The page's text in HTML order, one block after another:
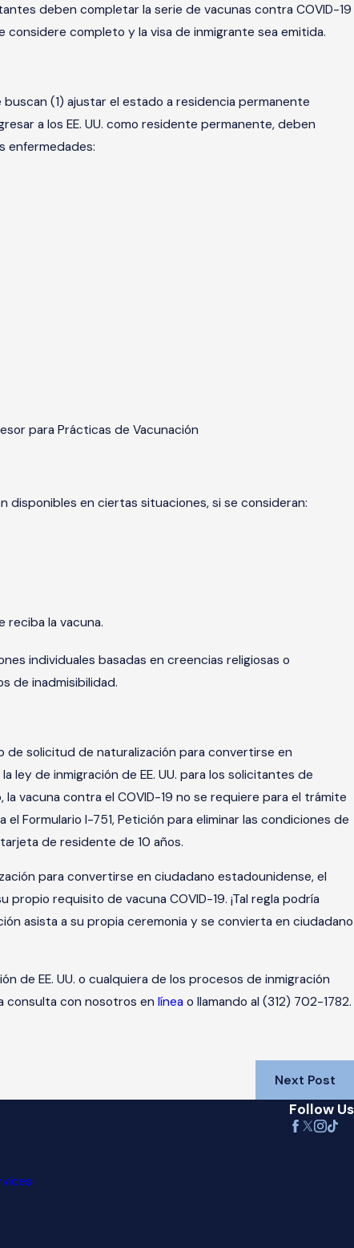
deben completar la serie de vacunas contra COVID-19
completo y la visa de inmigrante sea emitida.
(1) ajustar el estado a residencia permanente
a los EE. UU. como residente permanente, deben
enfermedades:
para Prácticas de Vacunación
disponibles en ciertas situaciones, si se consideran:
reciba la vacuna.
individuales basadas en creencias religiosas o
de inadmisibilidad.
de solicitud de naturalización para convertirse en
ley de inmigración de EE. UU. para los solicitantes de
vacuna contra el COVID-19 no se requiere para el trámite
Formulario I-751, Petición para eliminar las condiciones de
de residente de 10 años.
para convertirse en ciudadano estadounidense, el
requisito de vacuna COVID-19. ¡Tal regla podría
asista a su propia ceremonia y se convierta en ciudadano
de EE. UU. o cualquiera de los procesos de inmigración
consulta con nosotros enlínea o llamando al (312) 702-1782.
Next Post
Follow Us